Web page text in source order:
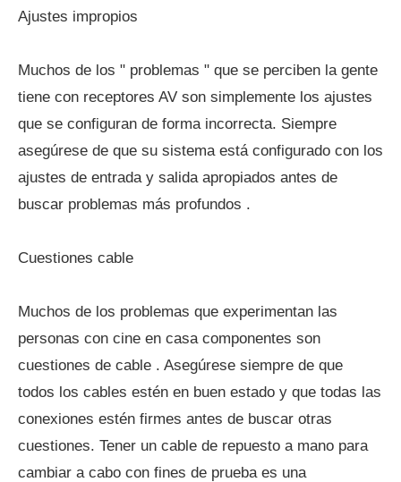
Ajustes impropios
Muchos de los " problemas " que se perciben la gente
tiene con receptores AV son simplemente los ajustes
que se configuran de forma incorrecta. Siempre
asegúrese de que su sistema está configurado con los
ajustes de entrada y salida apropiados antes de
buscar problemas más profundos .
Cuestiones cable
Muchos de los problemas que experimentan las
personas con cine en casa componentes son
cuestiones de cable . Asegúrese siempre de que
todos los cables estén en buen estado y que todas las
conexiones estén firmes antes de buscar otras
cuestiones. Tener un cable de repuesto a mano para
cambiar a cabo con fines de prueba es una